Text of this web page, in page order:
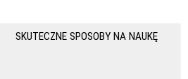
SKUTECZNE SPOSOBY NA NAUKĘ